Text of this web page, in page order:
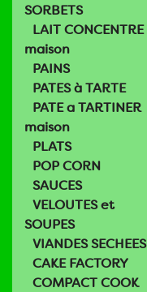
SORBETS
LAIT CONCENTRE
maison
PAINS
PATES à TARTE
PATE a TARTINER
maison
PLATS
POP CORN
SAUCES
VELOUTES et
SOUPES
VIANDES SECHEES
CAKE FACTORY
COMPACT COOK